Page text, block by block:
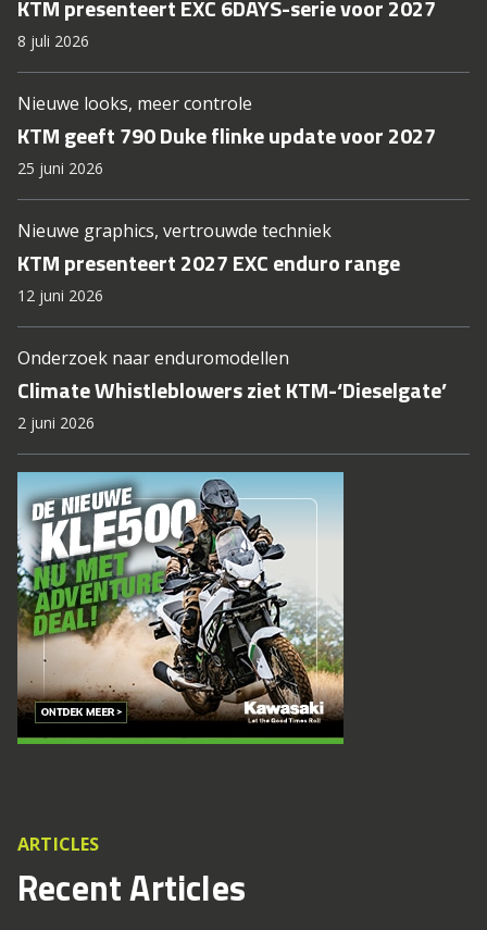
KTM presenteert EXC 6DAYS-serie voor 2027
8 juli 2026
Nieuwe looks, meer controle
KTM geeft 790 Duke flinke update voor 2027
25 juni 2026
Nieuwe graphics, vertrouwde techniek
KTM presenteert 2027 EXC enduro range
12 juni 2026
Onderzoek naar enduromodellen
Climate Whistleblowers ziet KTM-‘Dieselgate’
2 juni 2026
ARTICLES
Recent Articles